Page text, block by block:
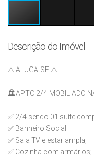
Descrição do Imóvel
⚠️ ALUGA-SE ⚠️
🏛️APTO 2/4 MOBILIADO
✅ 2/4 sendo 01 suíte
✅ Banheiro Social
✅ Sala TV e estar ampla;
✅ Cozinha com armários;